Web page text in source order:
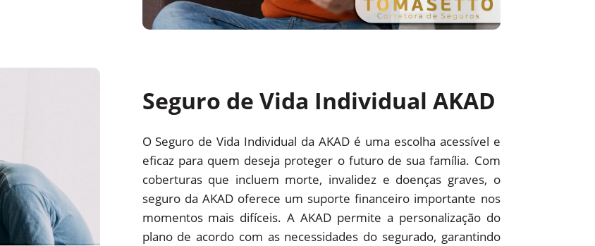
Seguro de Vida Individual AKAD
O Seguro de Vida Individual da AKAD é uma escolha acessível e
eficaz para quem deseja proteger o futuro de sua família. Com
coberturas que incluem morte, invalidez e doenças graves, o
seguro da AKAD oferece um suporte financeiro importante nos
momentos mais difíceis. A AKAD permite a personalização do
plano de acordo com as necessidades do segurado, garantindo